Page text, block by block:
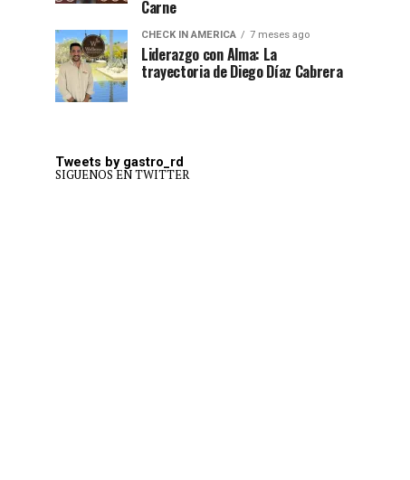
Carne
CHECK IN AMERICA 7 meses ago
Liderazgo con Alma: La
trayectoria de Diego Díaz Cabrera
Tweets by gastro_rd
SIGUENOS EN TWITTER